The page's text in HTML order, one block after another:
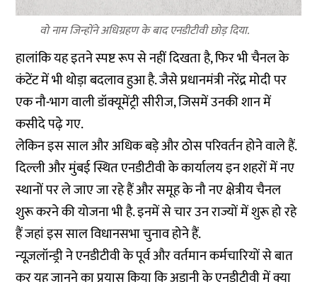
वो नाम जिन्होंने अधिग्रहण के बाद एनडीटीवी छोड़ दिया.
हालांकि यह इतने स्पष्ट रूप से नहीं दिखता है, फिर भी चैनल के
कंटेंट में भी थोड़ा बदलाव हुआ है. जैसे प्रधानमंत्री नरेंद्र मोदी पर
एक नौ-भाग वाली डॉक्यूमेंट्री सीरीज, जिसमें उनकी शान में
कसीदे पढ़े गए.
लेकिन इस साल और अधिक बड़े और ठोस परिवर्तन होने वाले हैं.
दिल्ली और मुंबई स्थित एनडीटीवी के कार्यालय इन शहरों में नए
स्थानों पर ले जाए जा रहे हैं और समूह के नौ नए क्षेत्रीय चैनल
शुरू करने की योजना भी है. इनमें से चार उन राज्यों में शुरू हो रहे
हैं जहां इस साल विधानसभा चुनाव होने हैं.
न्यूज़लॉन्ड्री ने एनडीटीवी के पूर्व और वर्तमान कर्मचारियों से बात